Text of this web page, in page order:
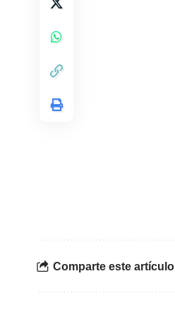
Comparte este artículo